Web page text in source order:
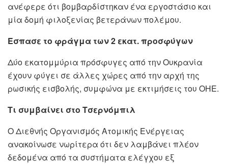
ανέφερε ότι βομβαρδίστηκαν ένα εργοστάσιο και
μία δομή φιλοξενίας βετεράνων πολέμου.
Έσπασε το φράγμα των 2 εκατ. προσφύγων
Δύο εκατομμύρια πρόσφυγες από την Ουκρανία
έχουν φύγει σε άλλες χώρες από την αρχή της
ρωσικής εισβολής, συμφώνα με εκτιμήσεις του ΟΗΕ.
Τι συμβαίνει στο Τσερνόμπιλ
Ο Διεθνής Οργανισμός Ατομικής Ενέργειας
ανακοίνωσε νωρίτερα ότι δεν λαμβάνει πλέον
δεδομένα από τα συστήματα ελέγχου εξ